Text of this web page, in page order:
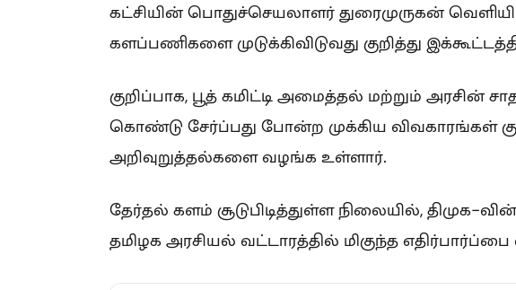
கட்சியின் பொதுச்செயலாளர் துரைமுருகன்
களப்பணிகளை முடுக்கிவிடுவது குறித்து
குறிப்பாக, பூத் கமிட்டி அமைத்தல் மற்றும் அரசின்
கொண்டு சேர்ப்பது போன்ற முக்கிய விவகாரங்கள்
அறிவுறுத்தல்களை வழங்க உள்ளார்.
தேர்தல் களம் சூடுபிடித்துள்ள நிலையில்,
தமிழக அரசியல் வட்டாரத்தில் மிகுந்த எதிர்பார்ப்பை